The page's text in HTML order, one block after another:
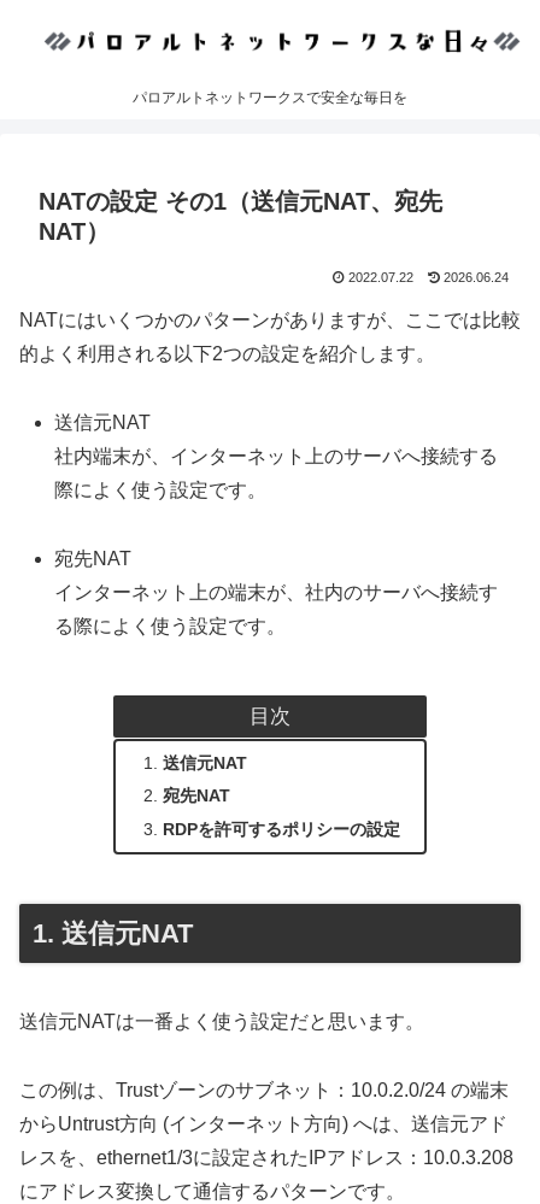
パロアルトネットワークスで安全な毎日を
NATの設定 その1（送信元NAT、宛先
NAT）
2022.07.22 2026.06.24
NATにはいくつかのパターンがありますが、ここでは比較
的よく利用される以下2つの設定を紹介します。
送信元NAT
社内端末が、インターネット上のサーバへ接続する
際によく使う設定です。
宛先NAT
インターネット上の端末が、社内のサーバへ接続す
る際によく使う設定です。
目次
送信元NAT
宛先NAT
RDPを許可するポリシーの設定
送信元NAT
送信元NATは一番よく使う設定だと思います。
この例は、Trustゾーンのサブネット：10.0.2.0/24 の端末
からUntrust方向 (インターネット方向) へは、送信元アド
レスを、ethernet1/3に設定されたIPアドレス：10.0.3.208
にアドレス変換して通信するパターンです。